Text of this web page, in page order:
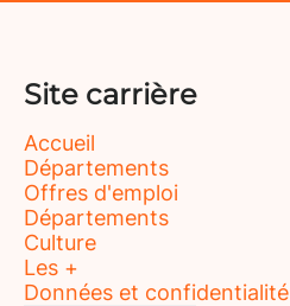
Site carrière
Accueil
Départements
Offres d'emploi
Départements
Culture
Les +
Données et confidentialité